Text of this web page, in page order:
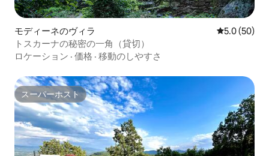
モディーネのヴィラ レビュー50
5.0 (50)
トスカーナの秘密の一角（貸切）
ロケーション · 価格 · 移動のしやすさ
スーパーホスト
スーパーホスト